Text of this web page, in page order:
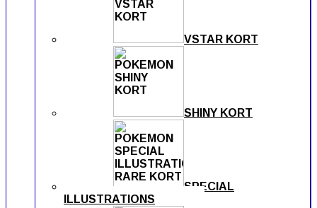
VSTAR KORT
SHINY KORT
SPECIAL
ILLUSTRATIONS